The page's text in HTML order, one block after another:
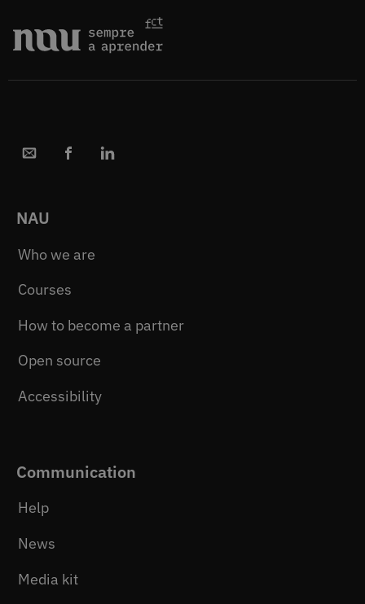
NAU
Who we are
Courses
How to become a partner
Open source
Accessibility
Communication
Help
News
Media kit